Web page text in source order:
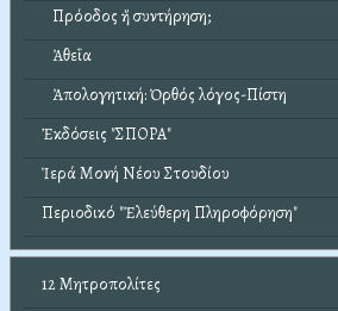
Πρόοδος ἤ συντήρηση;
Ἀθεΐα
Ἀπολογητική: Ὀρθός λόγος-Πίστη
Ἐκδόσεις "ΣΠΟΡΑ"
Ἱερά Μονή Νέου Στουδίου
Περιοδικό "Ἐλεύθερη Πληροφόρηση"
12 Μητροπολίτες